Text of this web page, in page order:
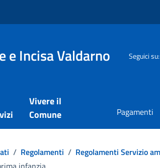
e Incisa Valdarno Seguici su:
Vivere il
Comune
Pagamenti
/ Regolamenti / Regolamenti Servizio